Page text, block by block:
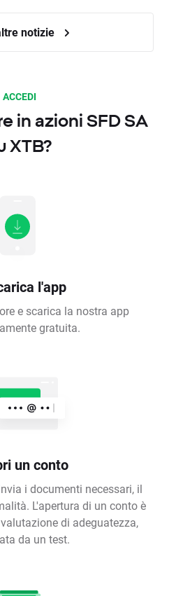
notizie
ACCEDI
in azioni SFD SA
XTB?
l'app
e scarica la nostra app
gratuita.
un conto
i documenti necessari, il
L'apertura di un conto è
di adeguatezza,
da un test.